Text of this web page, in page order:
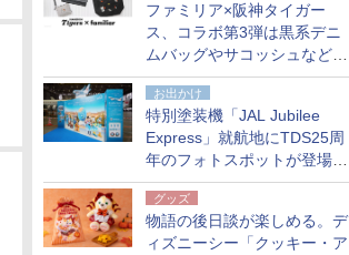
ファミリア×阪神タイガー
ス、コラボ第3弾は黒系デニ
ムバッグやサコッシュなど6
点。8月21日オンラインスト
アで発売
お出かけ
特別塗装機「JAL Jubilee
Express」就航地にTDS25周
年のフォトスポットが登場。
10月末まで青森空港に
グッズ
物語の後日談が楽しめる。デ
ィズニーシー「クッキー・ア